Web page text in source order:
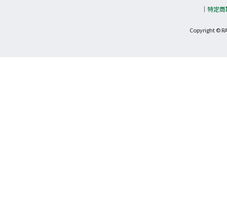
特定
Copyright ©